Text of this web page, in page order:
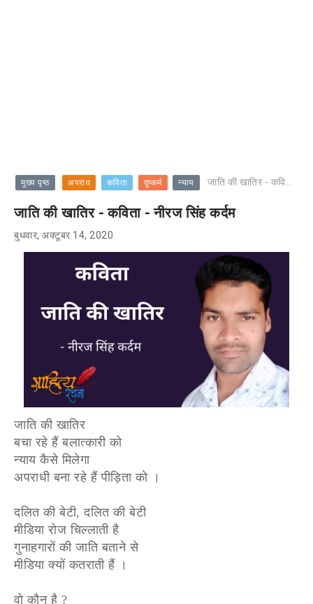
मुख्य पृष्ठ अपराध कविता दुष्कर्म न्याय जाति की खातिर - कविता - नीरज सिंह कर्दम
जाति की खातिर - कविता - नीरज सिंह कर्दम
बुधवार, अक्टूबर 14, 2020
जाति की खातिर
बचा रहे हैं बलात्कारी को
न्याय कैसे मिलेगा
अपराधी बना रहे हैं पीड़िता को ।
दलित की बेटी, दलित की बेटी
मीडिया रोज चिल्लाती है
गुनाहगारों की जाति बताने से
मीडिया क्यों कतराती हैं ।
वो कौन है ?